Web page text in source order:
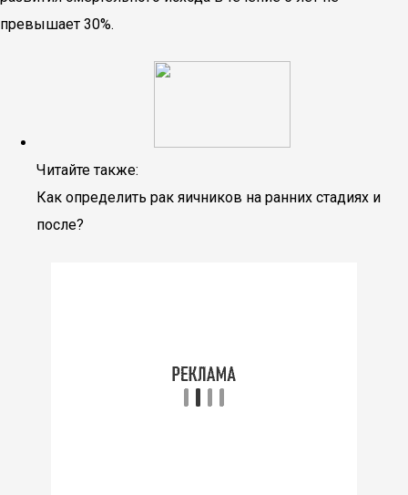
превышает 30%.
Читайте также:
Как определить рак яичников на ранних стадиях и
после?